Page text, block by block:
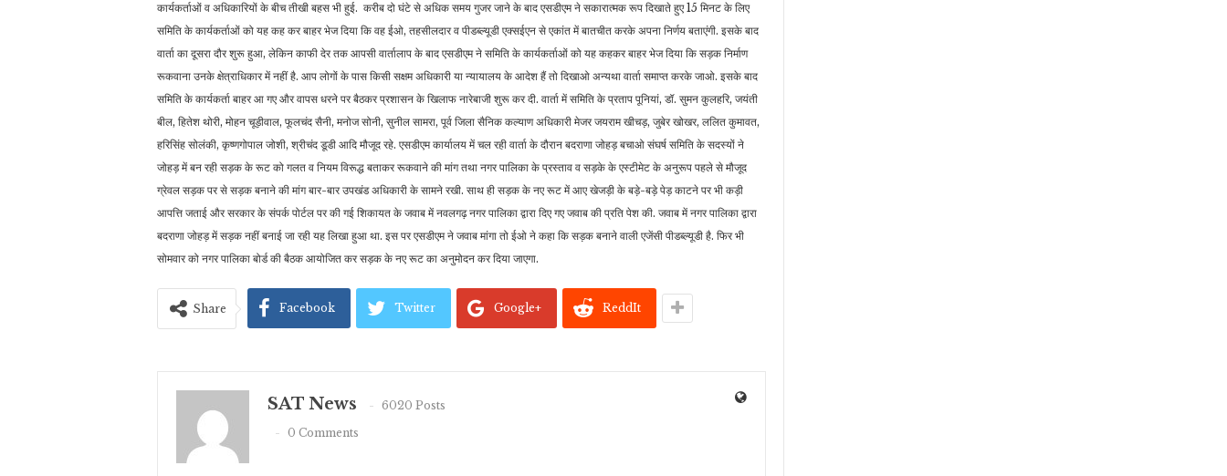
कार्यकर्ताओं व अधिकारियों के बीच तीखी बहस भी हुई. करीब दो घंटे से अधिक समय गुजर जाने के बाद एसडीएम ने सकारात्मक रूप दिखाते हुए 15 मिनट के लिए
समिति के कार्यकर्ताओं को यह कह कर बाहर भेज दिया कि वह ईओ, तहसीलदार व पीडब्ल्यूडी एक्सईएन से एकांत में बातचीत करके अपना निर्णय बताएंगी. इसके बाद
वार्ता का दूसरा दौर शुरू हुआ, लेकिन काफी देर तक आपसी वार्तालाप के बाद एसडीएम ने समिति के कार्यकर्ताओं को यह कहकर बाहर भेज दिया कि सड़क निर्माण
रूकवाना उनके क्षेत्राधिकार में नहीं है. आप लोगों के पास किसी सक्षम अधिकारी या न्यायालय के आदेश हैं तो दिखाओ अन्यथा वार्ता समाप्त करके जाओ. इसके बाद
समिति के कार्यकर्ता बाहर आ गए और वापस धरने पर बैठकर प्रशासन के खिलाफ नारेबाजी शुरू कर दी. वार्ता में समिति के प्रताप पूनियां, डॉ. सुमन कुलहरि, जयंती
बील, हितेश थोरी, मोहन चूड़ीवाल, फूलचंद सैनी, मनोज सोनी, सुनील सामरा, पूर्व जिला सैनिक कल्याण अधिकारी मेजर जयराम खीचड़, जुबेर खोखर, ललित कुमावत,
हरिसिंह सोलंकी, कृष्णगोपाल जोशी, श्रीचंद डूडी आदि मौजूद रहे. एसडीएम कार्यालय में चल रही वार्ता के दौरान बदराणा जोहड़ बचाओ संघर्ष समिति के सदस्यों ने
जोहड़ में बन रही सड़क के रूट को गलत व नियम विरूद्ध बताकर रूकवाने की मांग तथा नगर पालिका के प्रस्ताव व सड़के के एस्टीमेट के अनुरूप पहले से मौजूद
ग्रेवल सड़क पर से सड़क बनाने की मांग बार-बार उपखंड अधिकारी के सामने रखी. साथ ही सड़क के नए रूट में आए खेजड़ी के बड़े-बड़े पेड़ काटने पर भी कड़ी
आपत्ति जताई और सरकार के संपर्क पोर्टल पर की गई शिकायत के जवाब में नवलगढ़ नगर पालिका द्वारा दिए गए जवाब की प्रति पेश की. जवाब में नगर पालिका द्वारा
बदराणा जोहड़ में सड़क नहीं बनाई जा रही यह लिखा हुआ था. इस पर एसडीएम ने जवाब मांगा तो ईओ ने कहा कि सड़क बनाने वाली एजेंसी पीडब्ल्यूडी है. फिर भी
सोमवार को नगर पालिका बोर्ड की बैठक आयोजित कर सड़क के नए रूट का अनुमोदन कर दिया जाएगा.
Share Facebook Twitter Google+ ReddIt
SAT News
6020 Posts
0 Comments